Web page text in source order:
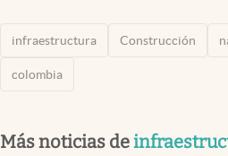
infraestructura Construcción
colombia
Más noticias de